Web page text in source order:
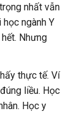
nhất vẫn
ngành Y
Nhưng
thực tế. Ví
liều. Học
Học y